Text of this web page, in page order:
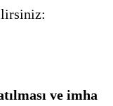
ve imha